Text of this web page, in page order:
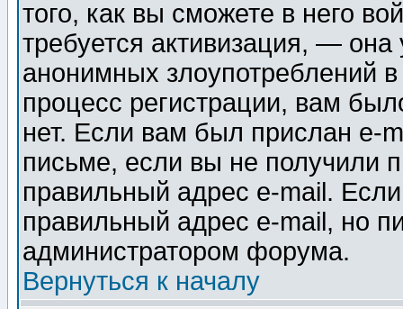
того, как вы сможете в него
требуется активизация, —
анонимных злоупотреблений
процесс регистрации, вам
нет. Если вам был прислан e-
письме, если вы не получили
правильный адрес e-mail.
правильный адрес e-mail, но
администратором форума.
Вернуться к началу